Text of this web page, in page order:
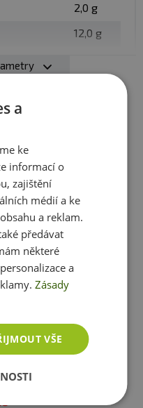
2,0 g
12,0 g
obsahovat stopy
ekologického
produkty
a
ke
informací o
zajištění
médií a ke
a reklam.
předávat
některé
a
Zásady
VŠE